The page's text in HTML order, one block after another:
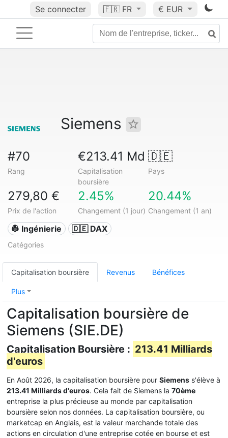
Se connecter 🇫🇷 FR € EUR
Siemens
#70
Rang
€213.41 Md
Capitalisation
boursière
🇩🇪
Pays
279,80 €
Prix de l'action
2.45%
Changement (1 jour)
20.44%
Changement (1 an)
👷 Ingénierie 🇩🇪 DAX
Catégories
Capitalisation boursière Revenus Bénéfices
Plus
Capitalisation boursière de
Siemens (SIE.DE)
Capitalisation Boursière : 213.41 Milliards
d'euros
En Août 2026, la capitalisation boursière pour Siemens s'élève à
213.41 Milliards d'euros. Cela fait de Siemens la 70ème
entreprise la plus précieuse au monde par capitalisation
boursière selon nos données. La capitalisation boursière, ou
marketcap en Anglais, est la valeur marchande totale des
actions en circulation d'une entreprise cotée en bourse et est